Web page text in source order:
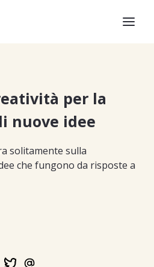
per la
nuove idee
solitamente sulla
che fungono da risposte a